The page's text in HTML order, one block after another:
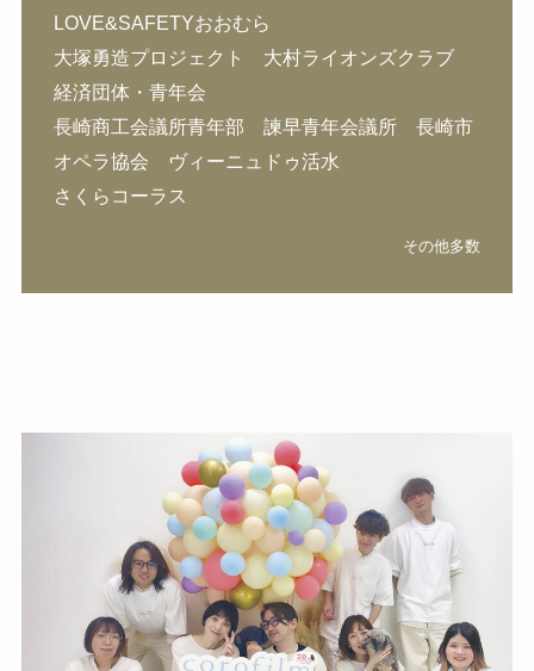
LOVE&SAFETYおおむら
大塚勇造プロジェクト 大村ライオンズクラブ
経済団体・青年会
長崎商工会議所青年部 諫早青年会議所 長崎市
オペラ協会 ヴィーニュドゥ活水
さくらコーラス
その他多数